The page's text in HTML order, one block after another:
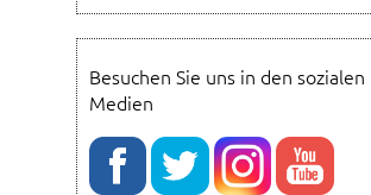
Besuchen Sie uns in den sozialen
Medien